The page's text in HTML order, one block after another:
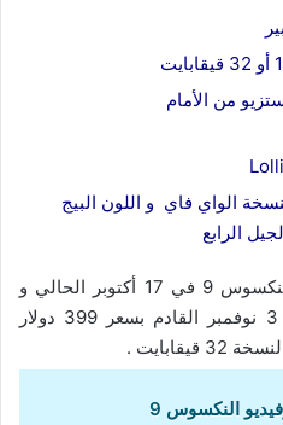
من الأمام
الواي فاي و اللون البيج
الرابع
سيتوفر الطلب المسبق على النكسوس 9 في 17 أكتوبر الحالي و
سيكون متوفر في المتاجر في 3 نوفمبر القادم بسعر 399 دولار
النكسوس 9